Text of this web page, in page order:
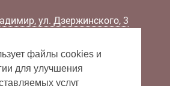
, ул. Дзержинского, 3
+7 (4922) 32-52-88
info@lib33.ru
файлы cookies и
для улучшения
услуг